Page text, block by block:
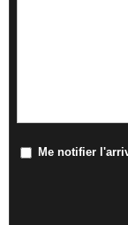
Me notifier